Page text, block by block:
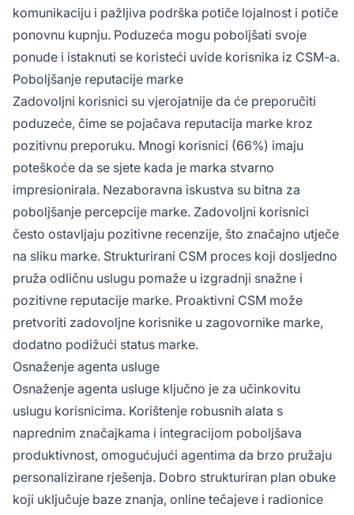
komunikaciju i pažljiva podrška potiče lojalnost i potiče
ponovnu kupnju. Poduzeća mogu poboljšati svoje
ponude i istaknuti se koristeći uvide korisnika iz CSM-a.
Poboljšanje reputacije marke
Zadovoljni korisnici su vjerojatnije da će preporučiti
poduzeće, čime se pojačava reputacija marke kroz
pozitivnu preporuku. Mnogi korisnici (66%) imaju
poteškoće da se sjete kada je marka stvarno
impresionirala. Nezaboravna iskustva su bitna za
poboljšanje percepcije marke. Zadovoljni korisnici
često ostavljaju pozitivne recenzije, što značajno utječe
na sliku marke. Strukturirani CSM proces koji dosljedno
pruža odličnu uslugu pomaže u izgradnji snažne i
pozitivne reputacije marke. Proaktivni CSM može
pretvoriti zadovoljne korisnike u zagovornike marke,
dodatno podižući status marke.
Osnaženje agenta usluge
Osnaženje agenta usluge ključno je za učinkovitu
uslugu korisnicima. Korištenje robusnih alata s
naprednim značajkama i integracijom poboljšava
produktivnost, omogućujući agentima da brzo pružaju
personalizirane rješenja. Dobro strukturiran plan obuke
koji uključuje baze znanja, online tečajeve i radionice